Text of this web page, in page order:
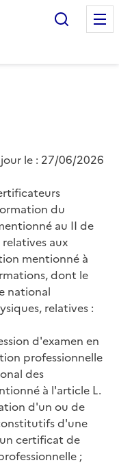
le : 27/06/2026
du
au II de
aux
mentionné à
dont le
national
relatives :
d'examen en
professionnelle
des
à l'article L.
d'un ou de
d'une
certificat de
;